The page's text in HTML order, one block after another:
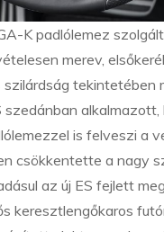
K padlólemez
merev,
tekintetében
szedánban
is felveszi a
csökkentette a nagy
az új ES fejlett
keresztlengőkaros